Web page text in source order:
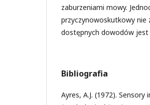
zaburzeniami mowy.
przyczynowoskutkowy nie
dostępnych dowodów
Bibliografia
Ayres, A.J. (1972).